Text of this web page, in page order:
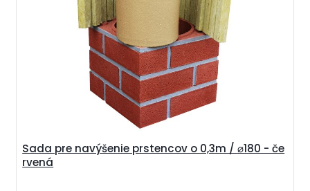
Sada pre navýšenie prstencov o 0,3m / ⌀180 - če
rvená